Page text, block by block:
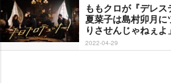
ももクロが『デレ
夏菜子は島村卯月に
りさせんじゃねぇよ」
2022-04-29